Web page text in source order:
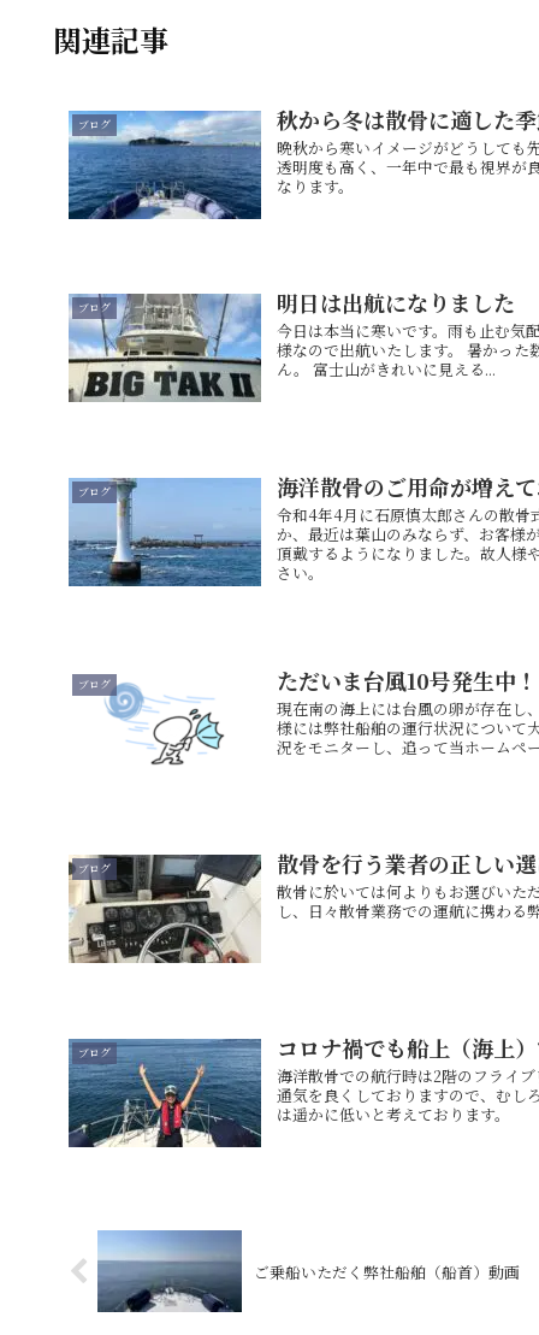
関連記事
ブログ 秋から冬は散骨に適した
晩秋から寒いイメージがどうしても
透明度も高く、一年中で最も視界が
なります。
ブログ 明日は出航になりました
今日は本当に寒いです。雨も止む気
様なので出航いたします。 暑かっ
ん。 富士山がきれいに見える...
ブログ 海洋散骨のご用命が増え
令和4年4月に石原慎太郎さんの散骨
か、最近は葉山のみならず、お客様
頂戴するようになりました。故人様
さい。
ブログ ただいま台風10号発生中！
現在南の海上には台風の卵が存在し
様には弊社船舶の運行状況について
況をモニターし、追って当ホームペ
ブログ 散骨を行う業者の正しい
散骨に於いては何よりもお選びいた
し、日々散骨業務での運航に携わる
ブログ コロナ禍でも船上（海上
海洋散骨での航行時は2階のフライ
通気を良くしておりますので、むし
は遥かに低いと考えております。
ご乗船いただく弊社船舶（船首）動画